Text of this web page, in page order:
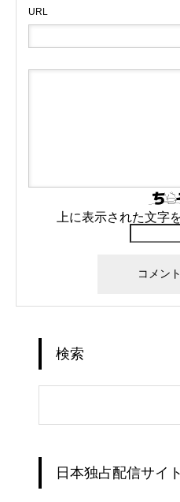
URL
上に表示された文字
検索
日本独占配信サイ